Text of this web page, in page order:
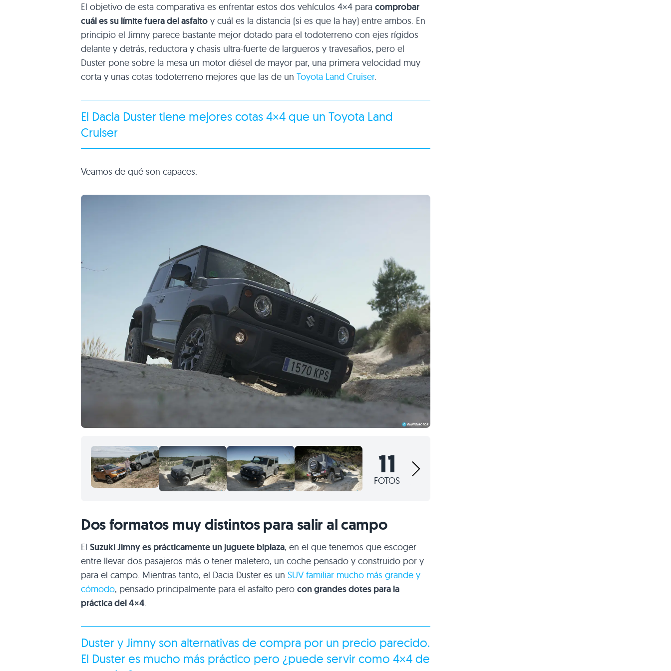
El objetivo de esta comparativa es enfrentar estos dos vehículos 4×4 para comprobar
cuál es su límite fuera del asfalto y cuál es la distancia (si es que la hay) entre ambos. En
principio el Jimny parece bastante mejor dotado para el todoterreno con ejes rígidos
delante y detrás, reductora y chasis ultra-fuerte de largueros y travesaños, pero el
Duster pone sobre la mesa un motor diésel de mayor par, una primera velocidad muy
corta y unas cotas todoterreno mejores que las de un Toyota Land Cruiser.
El Dacia Duster tiene mejores cotas 4×4 que un Toyota Land
Cruiser
Veamos de qué son capaces.
11
FOTOS
Dos formatos muy distintos para salir al campo
El Suzuki Jimny es prácticamente un juguete biplaza, en el que tenemos que escoger
entre llevar dos pasajeros más o tener maletero, un coche pensado y construido por y
para el campo. Mientras tanto, el Dacia Duster es un SUV familiar mucho más grande y
cómodo, pensado principalmente para el asfalto pero con grandes dotes para la
práctica del 4×4.
Duster y Jimny son alternativas de compra por un precio parecido.
El Duster es mucho más práctico pero ¿puede servir como 4×4 de